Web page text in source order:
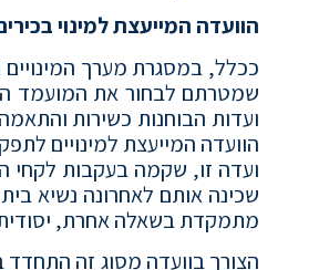
הוועדה המייעצת למינוי
ככלל, במסגרת מערך
שמטרתם לבחור את המועמד
ועדות הבוחנות כשירות
הוועדה המייעצת למינויים
ועדה זו, שקמה בעקבות לקחי
מתמקדת בשאלה אחרת, יסודית